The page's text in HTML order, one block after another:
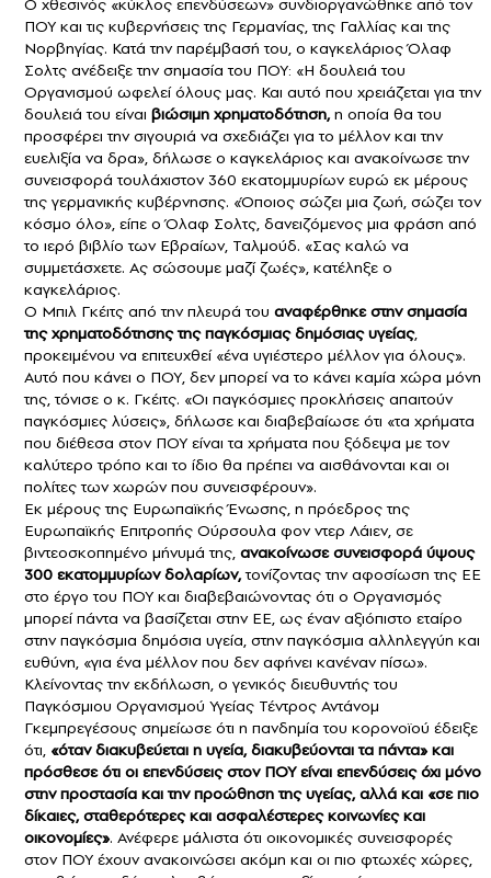
ΠΟΥ και τις κυβερνήσεις της Γερμανίας, της Γαλλίας και της
Νορβηγίας. Κατά την παρέμβασή του, ο καγκελάριος Όλαφ
Σολτς ανέδειξε την σημασία του ΠΟΥ: «Η δουλειά του
Οργανισμού ωφελεί όλους μας. Και αυτό που χρειάζεται για την
δουλειά του είναι βιώσιμη χρηματοδότηση,η οποία θα του
προσφέρει την σιγουριά να σχεδιάζει για το μέλλον και την
ευελιξία να δρα», δήλωσε ο καγκελάριος και ανακοίνωσε την
συνεισφορά τουλάχιστον 360 εκατομμυρίων ευρώ εκ μέρους
της γερμανικής κυβέρνησης. «Όποιος σώζει μια ζωή, σώζει τον
κόσμο όλο», είπε ο Όλαφ Σολτς, δανειζόμενος μια φράση από
το ιερό βιβλίο των Εβραίων, Ταλμούδ. «Σας καλώ να
συμμετάσχετε. Ας σώσουμε μαζί ζωές», κατέληξε ο
καγκελάριος.
Ο Μπιλ Γκέιτς από την πλευρά του αναφέρθηκε στην σημασία
της χρηματοδότησης της παγκόσμιας δημόσιας υγείας,
προκειμένου να επιτευχθεί «ένα υγιέστερο μέλλον για όλους».
Αυτό που κάνει ο ΠΟΥ, δεν μπορεί να το κάνει καμία χώρα μόνη
της, τόνισε ο κ. Γκέιτς. «Οι παγκόσμιες προκλήσεις απαιτούν
παγκόσμιες λύσεις», δήλωσε και διαβεβαίωσε ότι «τα χρήματα
που διέθεσα στον ΠΟΥ είναι τα χρήματα που ξόδεψα με τον
καλύτερο τρόπο και το ίδιο θα πρέπει να αισθάνονται και οι
πολίτες των χωρών που συνεισφέρουν».
Εκ μέρους της Ευρωπαϊκής Ένωσης, η πρόεδρος της
Ευρωπαϊκής Επιτροπής Ούρσουλα φον ντερ Λάιεν, σε
βιντεοσκοπημένο μήνυμά της, ανακοίνωσε συνεισφορά ύψους
300 εκατομμυρίων δολαρίων,τονίζοντας την αφοσίωση της ΕΕ
στο έργο του ΠΟΥ και διαβεβαιώνοντας ότι ο Οργανισμός
μπορεί πάντα να βασίζεται στην ΕΕ, ως έναν αξιόπιστο εταίρο
στην παγκόσμια δημόσια υγεία, στην παγκόσμια αλληλεγγύη και
ευθύνη, «για ένα μέλλον που δεν αφήνει κανέναν πίσω».
Κλείνοντας την εκδήλωση, ο γενικός διευθυντής του
Παγκόσμιου Οργανισμού Υγείας Τέντρος Αντάνομ
Γκεμπρεγέσους σημείωσε ότι η πανδημία του κορονοϊού έδειξε
ότι, «όταν διακυβεύεται η υγεία, διακυβεύονται τα πάντα» και
πρόσθεσε ότι οι επενδύσεις στον ΠΟΥ είναι επενδύσεις όχι μόνο
στην προστασία και την προώθηση της υγείας, αλλά και «σε πιο
δίκαιες, σταθερότερες και ασφαλέστερες κοινωνίες και
οικονομίες». Ανέφερε μάλιστα ότι οικονομικές συνεισφορές
στον ΠΟΥ έχουν ανακοινώσει ακόμη και οι πιο φτωχές χώρες,